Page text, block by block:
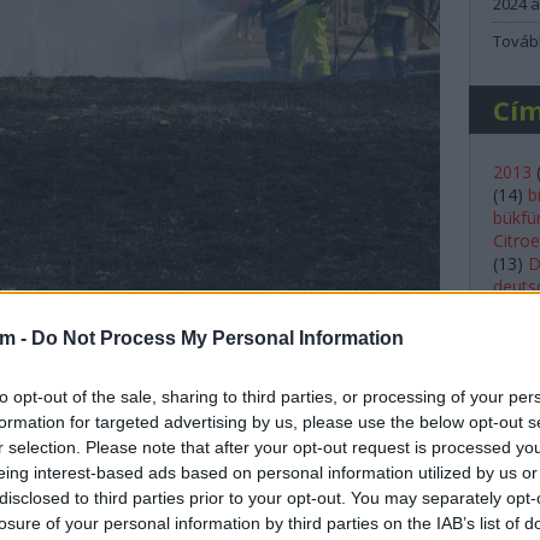
- Do Not Process My Personal Information
opt-out of the sale, sharing to third parties, or processing of your
for targeted advertising by us, please use the below opt-out
selection. Please note that after your opt-out request is processed
interest-based ads based on personal information utilized by us
to third parties prior to your opt-out. You may separately
of your personal information by third parties on the IAB’s list of
hívtak, hogy "Bútorék autója rosszul szól, és
mert bíztunk abban, hogy a P.H. Sportos fiúk
autója lángol. Majd jött a hír, hogy néhány
és navigátora Igor nem sérültek meg.
2013 (
(14)
(13)
Shell
kassa
mivel
lancia
(36)